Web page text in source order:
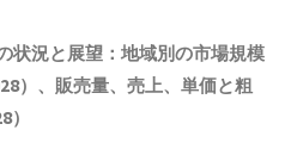
状況と展望：地域別の市場規模
）、販売量、売上、単価と粗